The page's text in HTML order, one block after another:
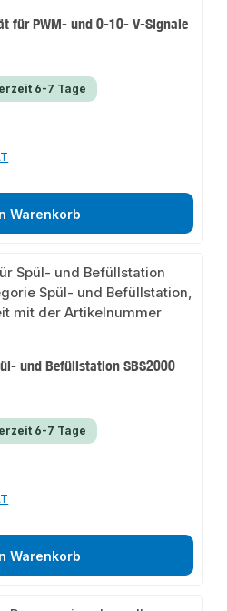
für PWM- und 0-10- V-Signale
6-7 Tage
Warenkorb
und Befüllstation SBS2000
6-7 Tage
Warenkorb